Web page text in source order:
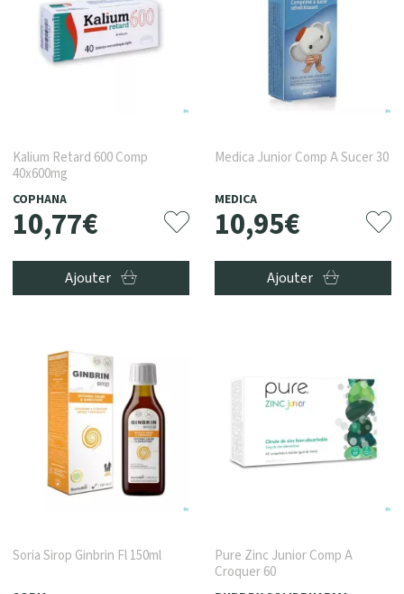
Kalium Retard 600 Comp
40x600mg
COPHANA
10,77€
Ajouter
Medica Junior Comp A Sucer 30
MEDICA
10,95€
Ajouter
Soria Sirop Ginbrin Fl 150ml
Pure Zinc Junior Comp A
Croquer 60